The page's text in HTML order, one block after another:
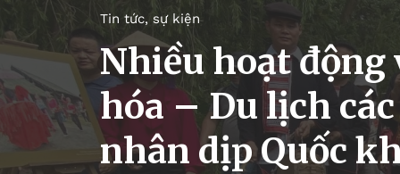
Tin tức, sự kiện
Nhiều hoạt động
hóa – Du lịch
nhân dịp Quốc